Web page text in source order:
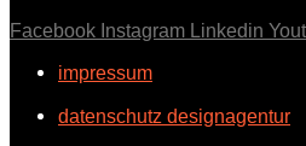
Facebook Instagram Linkedin
impressum
datenschutz designagentur